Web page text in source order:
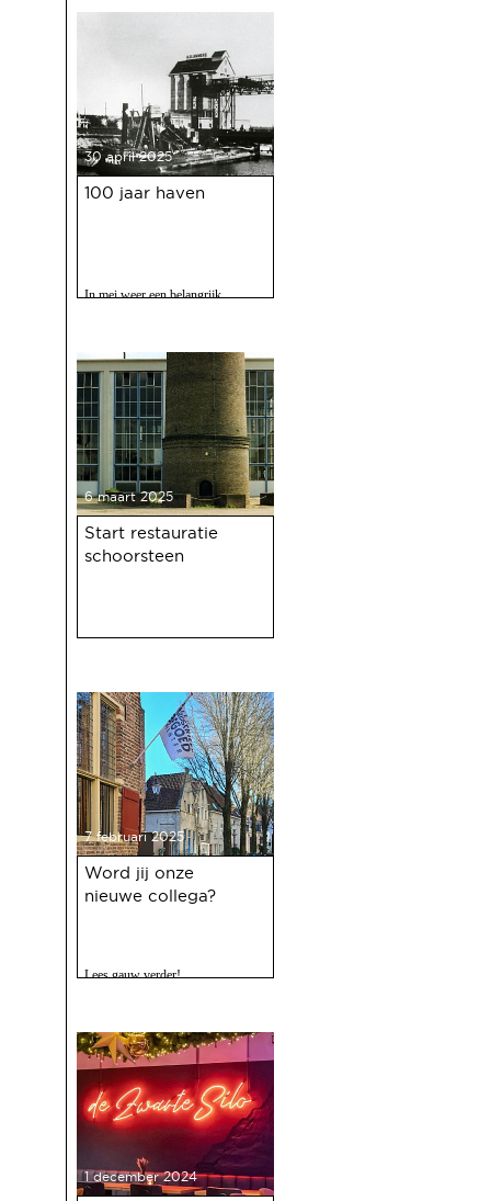
30 april 2025
100 jaar haven
In mei weer een belangrijk
haven 100 jaar bestaat.
6 maart 2025
Start restauratie
schoorsteen
7 februari 2025
Word jij onze
nieuwe collega?
Lees gauw verder!
1 december 2024